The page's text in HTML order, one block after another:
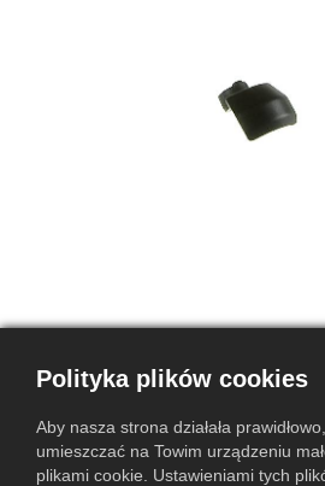
Tylna osłona
Panasonic Toughbook
(DHGE1336ZA1)
Polityka plików cookies
Aby nasza strona działała
umieszczać na Towim urządzeniu
plikami cookie. Ustawieniami tych